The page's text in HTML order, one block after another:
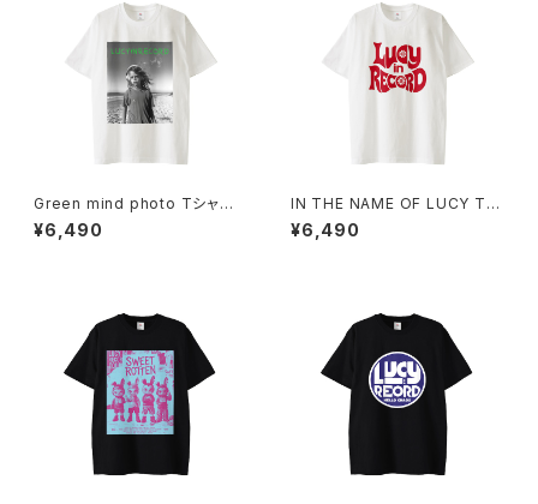
Green mind photo Tシャツ 1
014-230221312
¥6,490
IN THE NAME OF LUCY Tシ
ャツ_Red Medicine 1014-23
0221313
¥6,490